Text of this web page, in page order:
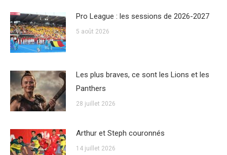
Pro League : les sessions de 2026-2027
5 août 2026
Les plus braves, ce sont les Lions et les
Panthers
28 juillet 2026
Arthur et Steph couronnés
14 juillet 2026